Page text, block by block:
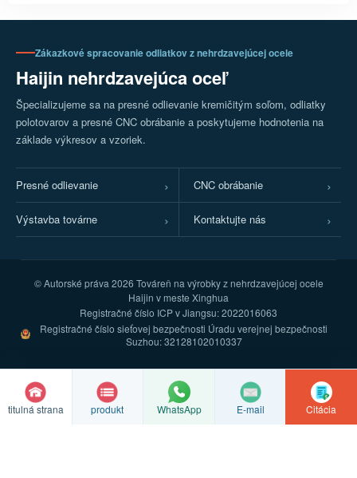
Zákazkové spracovanie odliatkov z nehrdzavejúcej ocele
Haijin nehrdzavejúca oceľ
Špecializujeme sa na presné odlievanie kremičitým soľom, odliatky
polotovarov a presné CNC obrábanie a poskytujeme hodnotenia na
základe výkresov a vzoriek.
Presné odlievanie CNC obrábanie
Výstavba továrne Kontaktujte nás
© Autorské práva 2026 Továreň na výrobky z nehrdzavejúcej ocele
Haijin v meste Xinghua
Registračné číslo ICP v Jiangsu: 2022016063
Registračné číslo sieťovej bezpečnosti Úradu verejnej bezpečnosti
Suzhou: 32128102010337
titulná strana produkt E-mail
WhatsApp Citácia